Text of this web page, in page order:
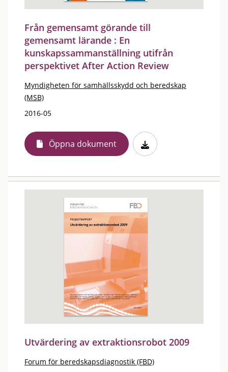
Från gemensamt görande till
gemensamt lärande : En
kunskapssammanställning utifrån
perspektivet After Action Review
Myndigheten för samhällsskydd och beredskap
(MSB)
2016-05
Öppna dokument
Utvärdering av extraktionsrobot 2009
Forum för beredskapsdiagnostik (FBD)